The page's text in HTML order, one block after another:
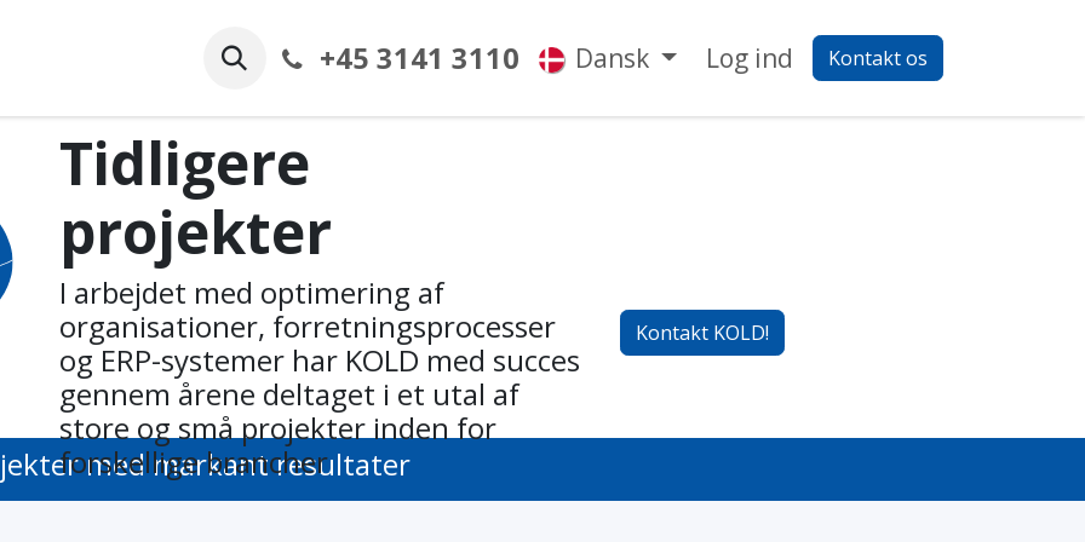
Startside Arrangementer Hjælp Kontakt os
+45 3141 3110 Dansk Log ind Kontakt os
Tidligere
projekter
I arbejdet med optimering af
organisationer, forretningsprocesser
og ERP-systemer har KOLD med succes
gennem årene deltaget i et utal af
store og små projekter inden for
forskellige brancher
Kontakt KOLD!
med markant resultater